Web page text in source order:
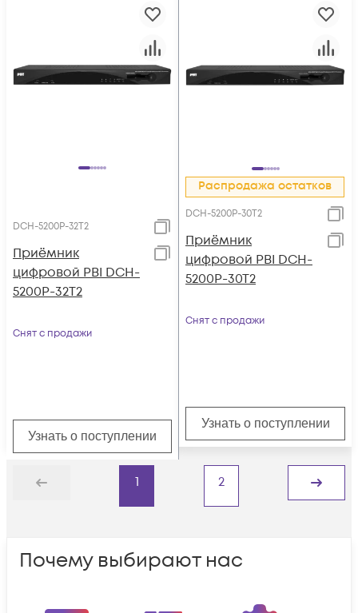
DCH-5200P-32T2
Приёмник
цифровой PBI DCH-
5200P-32T2
Снят с продажи
Узнать о поступлении
Распродажа остатков
DCH-5200P-30T2
Приёмник
цифровой PBI DCH-
5200P-30T2
Снят с продажи
Узнать о поступлении
Назад
1 2
Дальше
Почему выбирают нас